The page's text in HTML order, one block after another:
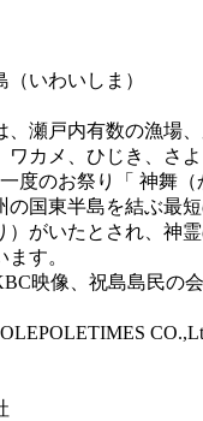
いわいしま）
、瀬戸内有数の漁場
カメ、ひじき、さ
度のお祭り「 神舞
の国東半島を結ぶ最
）がいたとされ、神
す。
映像、祝島島民の